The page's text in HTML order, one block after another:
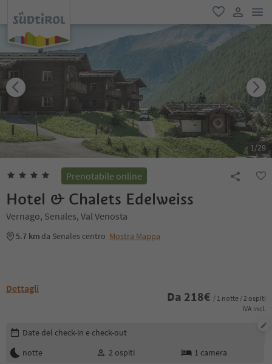
favoriti
user link
1/29
Prenotabile online
Hotel & Chalets Edelweiss
Vernago, Senales, Val Venosta
5.7 km da Senales centro Mostra Mappa
Dettagli
Da 218€ / 1 notte / 2 ospiti
IVA incl.
Modifica i dettagli della prenotazione
Date del check-in e check-out
notte
2 ospiti 1 camera